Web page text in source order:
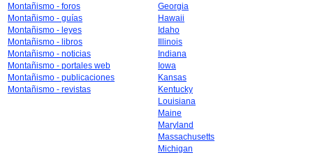
Montañismo - foros
Montañismo - guías
Montañismo - leyes
Montañismo - libros
Montañismo - noticias
Montañismo - portales web
Montañismo - publicaciones
Montañismo - revistas
Georgia
Hawaii
Idaho
Illinois
Indiana
Iowa
Kansas
Kentucky
Louisiana
Maine
Maryland
Massachusetts
Michigan